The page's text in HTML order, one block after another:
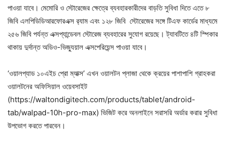
পাওয়া যাবে। মেমোরি ও স্টোরেজের ক্ষেত্রে ব্যবহারকারীদের বাড়তি সুবিধা দিতে এতে ৮
জিবি এলপিডিডিআরফোরএক্স র‌্যাম এবং ১২৮ জিবি স্টোরেজের সঙ্গে টিএফ কার্ডের মাধ্যমে
২৫৬ জিবি পর্যন্ত এক্সপ্যান্ডেবল স্টোরেজ ব্যবহারের সুযোগ রয়েছে। ট্যাবটিতে ৪টি স্পিকার
থাকায় দুর্দান্ত অডিও-ভিজ্যুয়াল এক্সপেরিয়েন্স পাওয়া যাবে।
‘ওয়ালপ্যাড ১০এইচ প্রো ম্যাক্স’ এখন ওয়ালটন প্লাজা থেকে ক্রয়ের পাশাপাশি গ্রাহকরা
ওয়ালটনের অফিসিয়াল ওয়েবসাইট
(https://waltondigitech.com/products/tablet/android-
tab/walpad-10h-pro-max) ভিজিট করে অনলাইনে সরাসরি অর্ডার করার সুবিধা
উপভোগ করতে পারবেন।